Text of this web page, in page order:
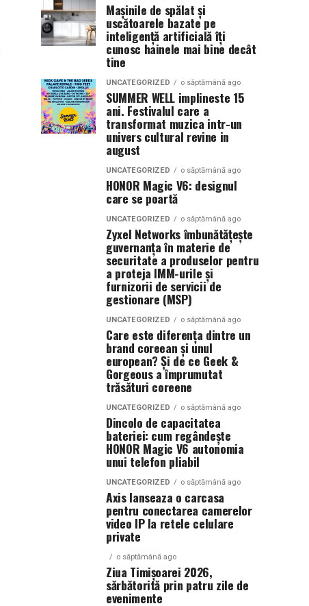
Mașinile de spălat și
uscătoarele bazate pe
inteligență artificială îți
cunosc hainele mai bine decât
tine
UNCATEGORIZED o săptămână ago
SUMMER WELL implineste 15
ani. Festivalul care a
transformat muzica intr-un
univers cultural revine in
august
UNCATEGORIZED o săptămână ago
HONOR Magic V6: designul
care se poartă
UNCATEGORIZED o săptămână ago
Zyxel Networks îmbunătățește
guvernanța în materie de
securitate a produselor pentru
a proteja IMM-urile și
furnizorii de servicii de
gestionare (MSP)
UNCATEGORIZED o săptămână ago
Care este diferența dintre un
brand coreean și unul
european? Și de ce Geek &
Gorgeous a împrumutat
trăsături coreene
UNCATEGORIZED o săptămână ago
Dincolo de capacitatea
bateriei: cum regândește
HONOR Magic V6 autonomia
unui telefon pliabil
UNCATEGORIZED o săptămână ago
Axis lanseaza o carcasa
pentru conectarea camerelor
video IP la retele celulare
private
o săptămână ago
Ziua Timișoarei 2026,
sărbătorită prin patru zile de
evenimente